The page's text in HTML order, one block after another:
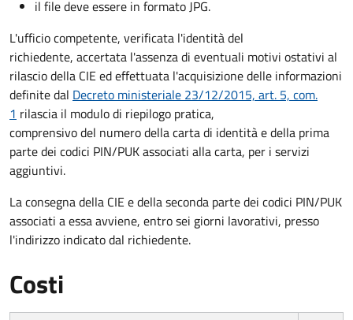
il file deve essere in formato JPG.
L'ufficio competente, verificata l'identità del
richiedente, accertata l'assenza di eventuali motivi ostativi al
rilascio della CIE ed effettuata l'acquisizione delle informazioni
definite dal Decreto ministeriale 23/12/2015, art. 5, com.
1 rilascia il modulo di riepilogo pratica,
comprensivo del numero della carta di identità e della prima
parte dei codici PIN/PUK associati alla carta, per i servizi
aggiuntivi.
La consegna della CIE e della seconda parte dei codici PIN/PUK
associati a essa avviene, entro sei giorni lavorativi, presso
l'indirizzo indicato dal richiedente.
Costi